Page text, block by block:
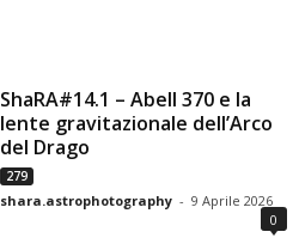
ShaRA#14.1 – Abell 370 e la
lente gravitazionale dell’Arco
del Drago
279
shara.astrophotography - 9 Aprile 2026
0